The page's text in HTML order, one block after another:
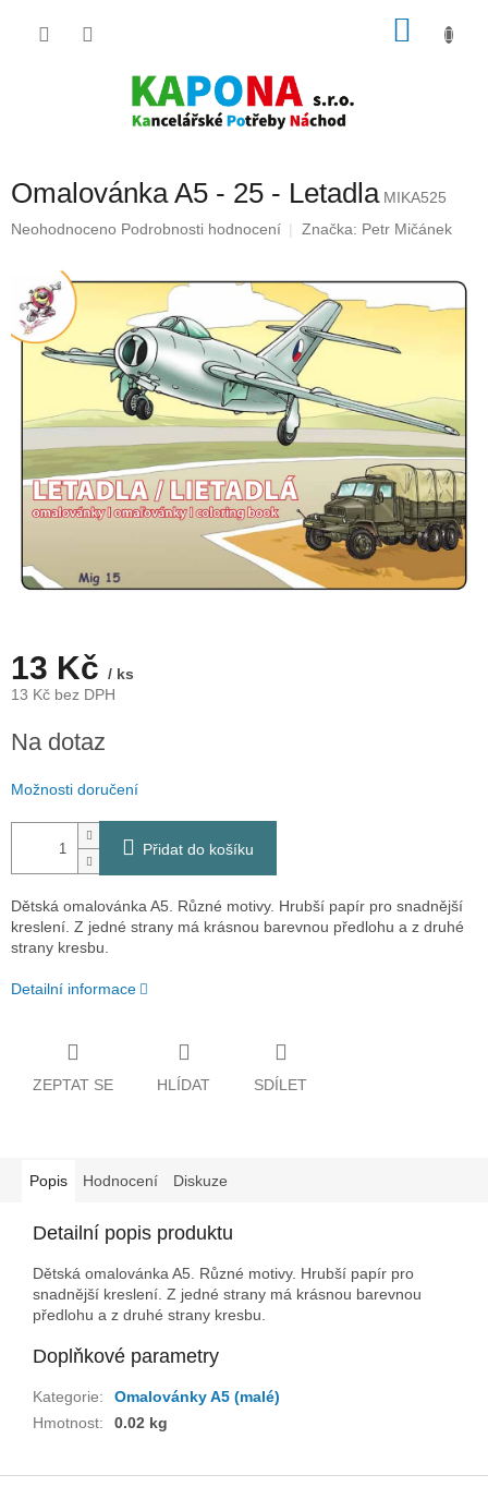
Omalovánka A5 - 25 - Letadla MIKA525
Průměrné
produktu
0,0
z
Neohodnoceno Podrobnosti hodnocení Značka: Petr Mičánek
13 Kč / ks
13 Kč bez DPH
cena:
Na dotaz
Možnosti doručení
Přidat do košíku
Dětská omalovánka A5. Různé motivy. Hrubší papír pro snadnější
kreslení. Z jedné strany má krásnou barevnou předlohu a z druhé
strany kresbu.
Detailní informace
ZEPTAT SE HLÍDAT SDÍLET
Popis Hodnocení Diskuze
Detailní popis produktu
Dětská omalovánka A5. Různé motivy. Hrubší papír pro
snadnější kreslení. Z jedné strany má krásnou barevnou
předlohu a z druhé strany kresbu.
Doplňkové parametry
Kategorie:
Omalovánky A5 (malé)
Hmotnost: 0.02 kg